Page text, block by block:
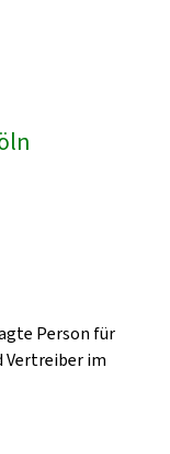
Person für
Vertreiber im